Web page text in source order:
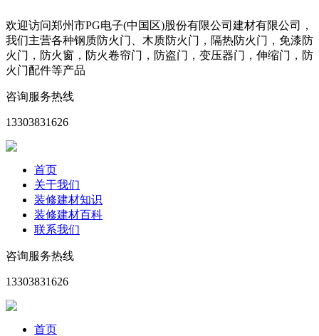
欢迎访问郑州市PG电子(中国区)股份有限公司建材有限公司，
我们主营各种钢质防火门、木质防火门，隔热防火门，免漆防
火门，防火窗，防火卷帘门，防盗门，变压器门，伸缩门，防
火门配件等产品
咨询服务热线
13303831626
首页
关于我们
装修建材知识
装修建材百科
联系我们
咨询服务热线
13303831626
首页